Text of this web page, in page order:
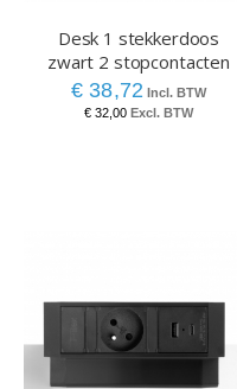
Desk 1 stekkerdoos
zwart 2 stopcontacten
€ 38,72
€ 32,00